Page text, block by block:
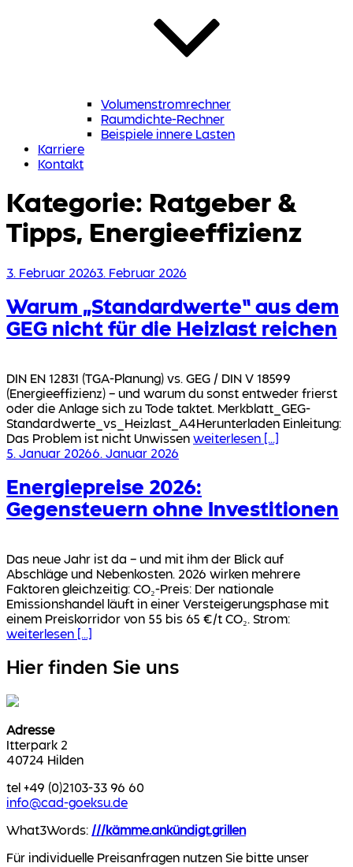
Volumenstromrechner
Raumdichte-Rechner
Beispiele innere Lasten
Karriere
Kontakt
Kategorie: Ratgeber &
Tipps, Energieeffizienz
Veröffentlicht
3. Februar 20263. Februar 2026
Warum „Standardwerte“ aus dem
GEG nicht für die Heizlast reichen
DIN EN 12831 (TGA-Planung) vs. GEG / DIN V 18599
(Energieeffizienz) – und warum du sonst entweder frierst
oder die Anlage sich zu Tode taktet. Merkblatt_GEG-
Standardwerte_vs_Heizlast_A4Herunterladen Einleitung:
Das Problem ist nicht Unwissen weiterlesen [...]
Veröffentlicht
5. Januar 20266. Januar 2026
Energiepreise 2026:
Gegensteuern ohne Investitionen
Das neue Jahr ist da – und mit ihm der Blick auf
Abschläge und Nebenkosten. 2026 wirken mehrere
Faktoren gleichzeitig: CO₂-Preis: Der nationale
Emissionshandel läuft in einer Versteigerungsphase mit
einem Preiskorridor von 55 bis 65 €/t CO₂. Strom:
weiterlesen [...]
Hier finden Sie uns
Adresse
Itterpark 2
40724 Hilden
tel +49 (0)2103-33 96 60
info@cad-goeksu.de
What3Words: ///kämme.ankündigt.grillen
Für individuelle Preisanfragen nutzen Sie bitte unser